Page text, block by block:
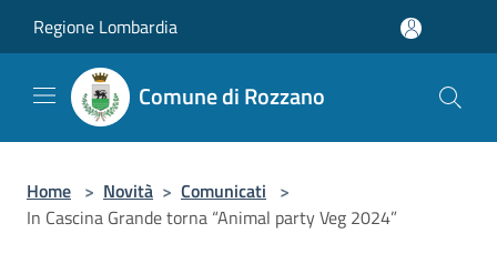
Regione Lombardia
Comune di Rozzano
Home > Novità > Comunicati >
In Cascina Grande torna “Animal party Veg 2024”